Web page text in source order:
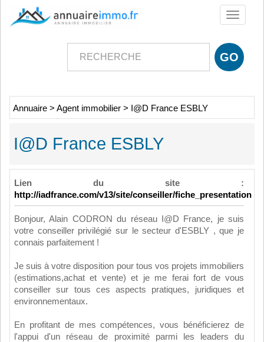
Toggle
Annuaire > Agent immobilier > I@D France ESBLY
I@D France ESBLY
Lien du site :
http://iadfrance.com/v13/site/conseiller/fiche_presentation
Bonjour, Alain CODRON du réseau I@D France, je suis
votre conseiller privilégié sur le secteur d'ESBLY , que je
connais parfaitement !
Je suis à votre disposition pour tous vos projets immobiliers
(estimations,achat et vente) et je me ferai fort de vous
conseiller sur tous ces aspects pratiques, juridiques et
environnementaux.
En profitant de mes compétences, vous bénéficierez de
l'appui d'un réseau de proximité parmi les leaders du